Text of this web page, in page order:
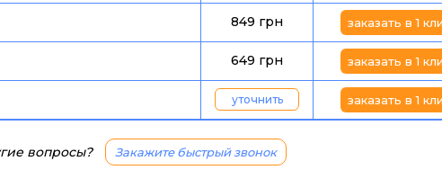
849 грн заказать в 1
649 грн заказать в 1
уточнить заказать в 1
вопросы? Закажите быстрый звонок